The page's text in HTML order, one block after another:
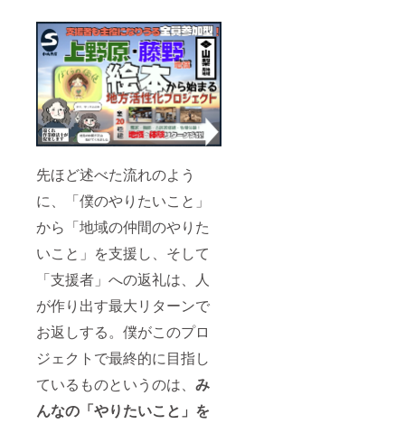
先ほど述べた流れのよう
に、「僕のやりたいこと」
から「地域の仲間のやりた
いこと」を支援し、そして
「支援者」への返礼は、人
が作り出す最大リターンで
お返しする。僕がこのプロ
ジェクトで最終的に目指し
ているものというのは、 み
んなの「やりたいこと」を